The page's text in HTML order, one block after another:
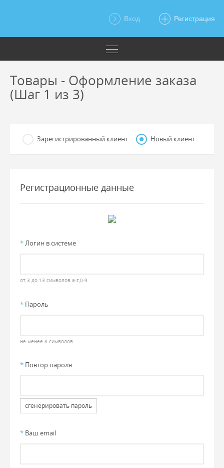
Вход Регистрация
Товары - Оформление заказа
(Шаг 1 из 3)
Зарегистрированный клиент Новый клиент
Регистрационные данные
*Логин в системе
от 3 до 13 символов a-z,0-9
* Пароль
не менее 8 символов
* Повтор пароля
сгенерировать пароль
* Ваш email